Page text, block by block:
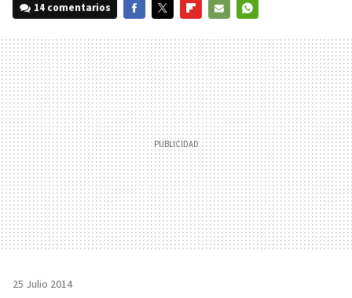
14 comentarios
MAIL
25 Julio 2014